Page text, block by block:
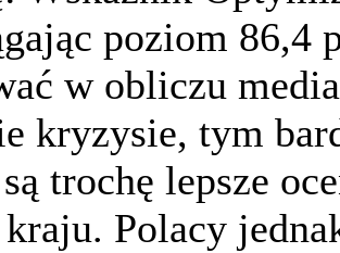
poziom 86,4
w obliczu
kryzysie, tym
trochę lepsze
kraju. Polacy